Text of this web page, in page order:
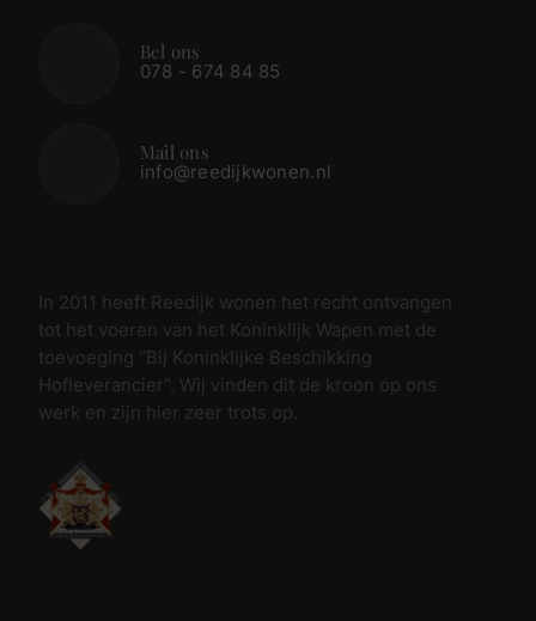
Bel ons
078 - 674 84 85
Mail ons
info@reedijkwonen.nl
In 2011 heeft Reedijk wonen het recht ontvangen
tot het voeren van het Koninklijk Wapen met de
toevoeging “Bij Koninklijke Beschikking
Hofleverancier”. Wij vinden dit de kroon op ons
werk en zijn hier zeer trots op.